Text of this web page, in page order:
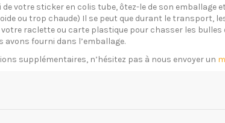
de votre sticker en colis tube, ôtez-le de son
ou trop chaude) Il se peut que durant le
raclette ou carte plastique pour chasser les bulles
avons fourni dans l’emballage.
supplémentaires, n’hésitez pas à nous envoyer un